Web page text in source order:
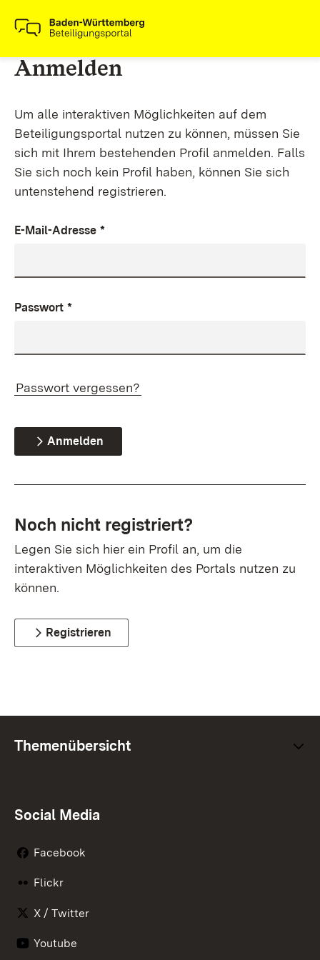
Anmelden
Um alle interaktiven Möglichkeiten auf dem
Beteiligungsportal nutzen zu können, müssen Sie
sich mit Ihrem bestehenden Profil anmelden. Falls
Sie sich noch kein Profil haben, können Sie sich
untenstehend registrieren.
E-Mail-Adresse *
Passwort *
Passwort vergessen?
Anmelden
Noch nicht registriert?
Legen Sie sich hier ein Profil an, um die
interaktiven Möglichkeiten des Portals nutzen zu
können.
Registrieren
Themenübersicht
Social Media
Facebook
Flickr
X / Twitter
Youtube